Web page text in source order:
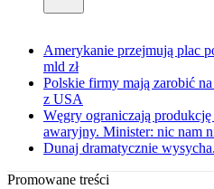
Amerykanie przejmują plac
mld zł
Polskie firmy mają zarobić
z USA
Węgry ograniczają
awaryjny. Minister: nic nam
Dunaj dramatycznie
Promowane treści